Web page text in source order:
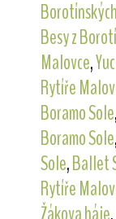
Besy z
Malovce,
Rytíře
Boramo Sole,
Boramo Sole,
Sole,Ballet
Rytíře